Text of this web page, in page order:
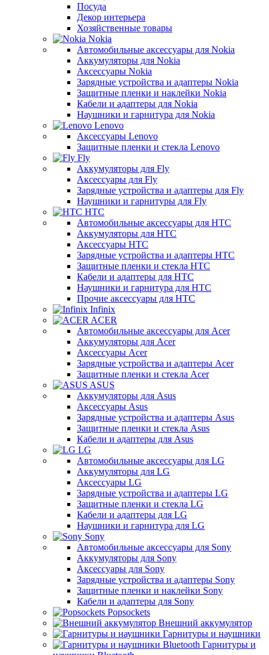
Посуда
Декор интерьера
Хозяйственные товары
Nokia
Автомобильные аксессуары для Nokia
Аккумуляторы для Nokia
Аксессуары Nokia
Зарядные устройства и адаптеры Nokia
Защитные пленки и наклейки Nokia
Кабели и адаптеры для Nokia
Наушники и гарнитура для Nokia
Lenovo
Аксессуары Lenovo
Защитные пленки и стекла Lenovo
Fly
Аккумуляторы для Fly
Аксессуары для Fly
Зарядные устройства и адаптеры для Fly
Наушники и гарнитуры для Fly
HTC
Автомобильные аксессуары для HTC
Аккумуляторы для HTC
Аксессуары HTC
Зарядные устройства и адаптеры HTC
Защитные пленки и стекла HTC
Кабели и адаптеры для HTC
Наушники и гарнитура для HTC
Прочие аксессуары для HTC
Infinix
ACER
Автомобильные аксессуары для Acer
Аккумуляторы для Acer
Аксессуары Acer
Зарядные устройства и адаптеры Acer
Защитные пленки и стекла Acer
ASUS
Аккумуляторы для Asus
Аксессуары Asus
Зарядные устройства и адаптеры Asus
Защитные пленки и стекла Asus
Кабели и адаптеры для Asus
LG
Автомобильные аксессуары для LG
Аккумуляторы для LG
Аксессуары LG
Зарядные устройства и адаптеры LG
Защитные пленки и стекла LG
Кабели и адаптеры для LG
Наушники и гарнитура для LG
Sony
Автомобильные аксессуары для Sony
Аккумуляторы для Sony
Аксессуары для Sony
Зарядные устройства и адаптеры Sony
Защитные пленки и наклейки Sony
Кабели и адаптеры для Sony
Popsockets
Внешний аккумулятор
Гарнитуры и наушники
Гарнитуры и